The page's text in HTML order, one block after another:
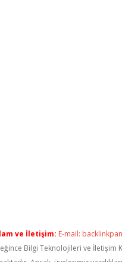
ve İletişim: E-mail:
Bilgi Teknolojileri ve